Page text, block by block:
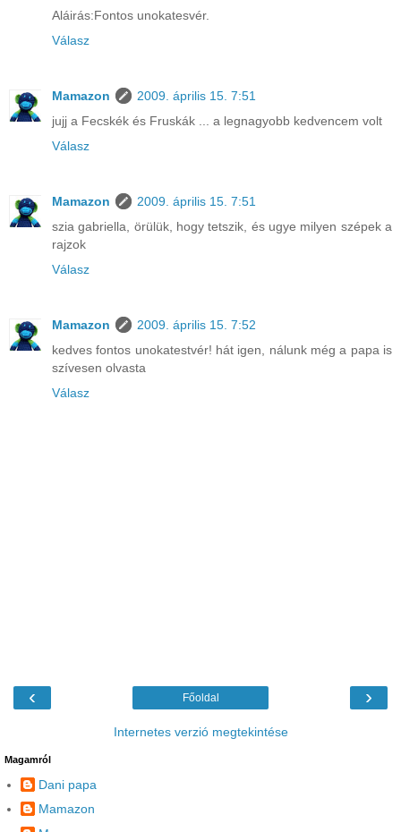
Aláirás:Fontos unokatesvér.
Válasz
Mamazon
2009. április 15. 7:51
jujj a Fecskék és Fruskák ... a legnagyobb kedvencem volt
Válasz
Mamazon
2009. április 15. 7:51
szia gabriella, örülük, hogy tetszik, és ugye milyen szépek a
rajzok
Válasz
Mamazon
2009. április 15. 7:52
kedves fontos unokatestvér! hát igen, nálunk még a papa is
szívesen olvasta
Válasz
‹ ›
Főoldal
Internetes verzió megtekintése
Magamról
Dani papa
Mamazon